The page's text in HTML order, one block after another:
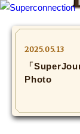
2025.05.13
「
Photo
INFO